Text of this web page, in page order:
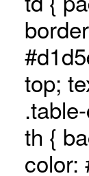
top;
th {
color: